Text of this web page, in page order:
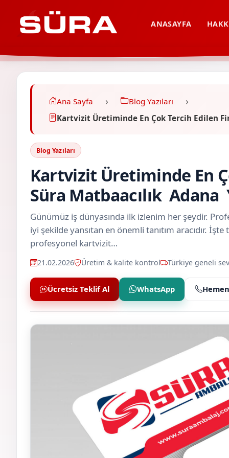
ANASAYFA
Ana Sayfa
Blog Yazıları
Kartvizit Üretiminde En Çok Tercih Edilen
Blog Yazıları
Kartvizit Üretiminde En
Süra Matbaacılık
Günümüz iş dünyasında ilk izlenim her şeydir.
iyi şekilde yansıtan en önemli tanıtım aracıdır.
profesyonel kartvizit…
21.02.2026 Üretim & kalite kontrol Türkiye geneli
Ücretsiz Teklif Al WhatsApp